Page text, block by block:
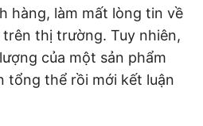
hàng, làm mất lòng tin về
thị trường. Tuy nhiên,
của một sản phẩm
tổng thể rồi mới kết luận